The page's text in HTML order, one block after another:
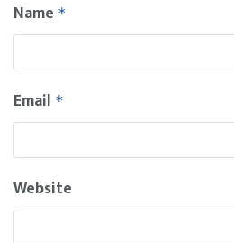
Name *
Email *
Website